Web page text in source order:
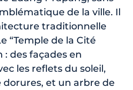
de la ville. Il
traditionnelle
“Temple de la Cité
: des façades en
les reflets du soleil,
dorures, et un arbre de